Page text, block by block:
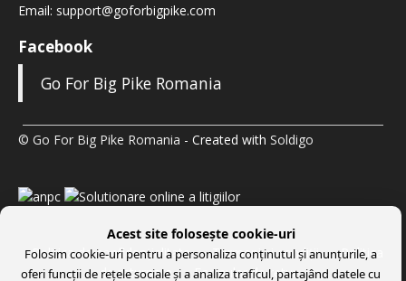
Email: support@goforbigpike.com
Facebook
Go For Big Pike Romania
© Go For Big Pike Romania - Created with Soldigo
Politica de confidenţialitate Termeni şi condiţii
Politica
de returnare
Formular de retur
Acest site folosește cookie-uri
Folosim cookie-uri pentru a personaliza conținutul și anunțurile, a
oferi funcții de rețele sociale și a analiza traficul, partajând datele cu